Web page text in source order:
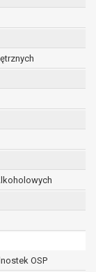
OSP
na
gdy:
danych
niezgodne
dane
ich
ale osoba,